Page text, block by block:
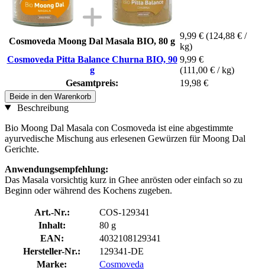
Cosmoveda Moong Dal Masala BIO, 80 g
9,99 € (124,88 € /
kg)
Cosmoveda Pitta Balance Churna BIO, 90
g
9,99 €
(111,00 € / kg)
Gesamtpreis:
19,98 €
Beide in den Warenkorb
Beschreibung
Bio Moong Dal Masala con Cosmoveda ist eine abgestimmte
ayurvedische Mischung aus erlesenen Gewürzen für Moong Dal
Gerichte.
Anwendungsempfehlung:
Das Masala vorsichtig kurz in Ghee anrösten oder einfach so zu
Beginn oder während des Kochens zugeben.
Art.-Nr.:
COS-129341
Inhalt:
80 g
EAN:
4032108129341
Hersteller-Nr.:
129341-DE
Marke:
Cosmoveda